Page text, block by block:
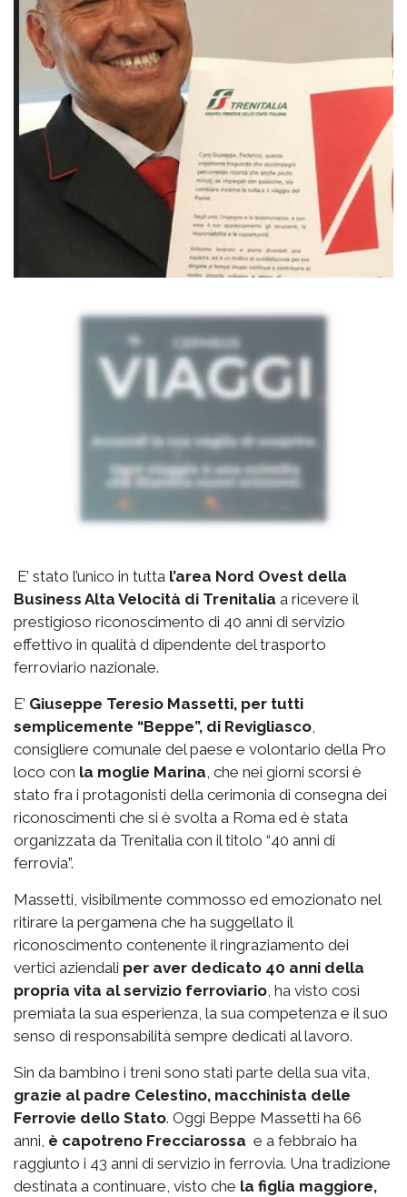
E’ stato l’unico in tutta l’area Nord Ovest della
Business Alta Velocità di Trenitalia a ricevere il
prestigioso riconoscimento di 40 anni di servizio
effettivo in qualità d dipendente del trasporto
ferroviario nazionale.
E’ Giuseppe Teresio Massetti, per tutti
semplicemente “Beppe”, di Revigliasco,
consigliere comunale del paese e volontario della Pro
loco con la moglie Marina, che nei giorni scorsi è
stato fra i protagonisti della cerimonia di consegna dei
riconoscimenti che si è svolta a Roma ed è stata
organizzata da Trenitalia con il titolo “40 anni di
ferrovia”.
Massetti, visibilmente commosso ed emozionato nel
ritirare la pergamena che ha suggellato il
riconoscimento contenente il ringraziamento dei
vertici aziendali per aver dedicato 40 anni della
propria vita al servizio ferroviario, ha visto così
premiata la sua esperienza, la sua competenza e il suo
senso di responsabilità sempre dedicati al lavoro.
Sin da bambino i treni sono stati parte della sua vita,
grazie al padre Celestino, macchinista delle
Ferrovie dello Stato. Oggi Beppe Massetti ha 66
anni, è capotreno Frecciarossa e a febbraio ha
raggiunto i 43 anni di servizio in ferrovia. Una tradizione
destinata a continuare, visto che la figlia maggiore,